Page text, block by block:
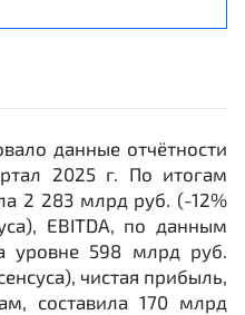
данные отчётности
2025 г. По итогам
2 283 млрд руб. (-12%
EBITDA, по данным
уровне 598 млрд руб.
чистая прибыль,
составила 170 млрд